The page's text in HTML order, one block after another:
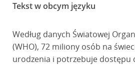
Tekst w obcym języku
Według danych Światowej
(WHO), 72 miliony osób na
urodzenia i potrzebuje dostępu